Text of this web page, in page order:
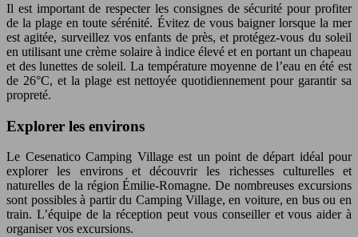
Il est important de respecter les consignes de sécurité pour profiter
de la plage en toute sérénité. Évitez de vous baigner lorsque la mer
est agitée, surveillez vos enfants de près, et protégez-vous du soleil
en utilisant une crème solaire à indice élevé et en portant un chapeau
et des lunettes de soleil. La température moyenne de l’eau en été est
de 26°C, et la plage est nettoyée quotidiennement pour garantir sa
propreté.
Explorer les environs
Le Cesenatico Camping Village est un point de départ idéal pour
explorer les environs et découvrir les richesses culturelles et
naturelles de la région Émilie-Romagne. De nombreuses excursions
sont possibles à partir du Camping Village, en voiture, en bus ou en
train. L’équipe de la réception peut vous conseiller et vous aider à
organiser vos excursions.